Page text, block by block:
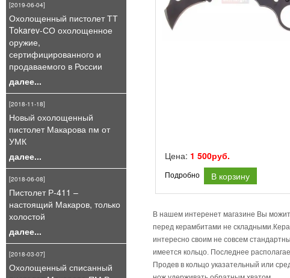
[2019-06-04]
Охолощенный пистолет ТТ
Tokarev-СО охолощенное
оружие,
сертифицированного и
продаваемого в России
далее...
[2018-11-18]
Новый охолощенный
пистолет Макарова пм от
УМК
далее...
[2018-06-08]
Пистолет Р-411 –
настоящий Макаров, только
холостой
далее...
[2018-03-07]
Охолощенный списанный
Цена: 1 500руб.
Подробно В корзину
В нашем интеренет магазине Вы
перед керамбитами не
интересно своим не совсем
имеется кольцо. Последнее
Продев в кольцо указательный или